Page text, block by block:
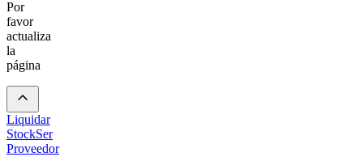
Por
favor
actualiza
la
página
Liquidar
StockSer
Proveedor